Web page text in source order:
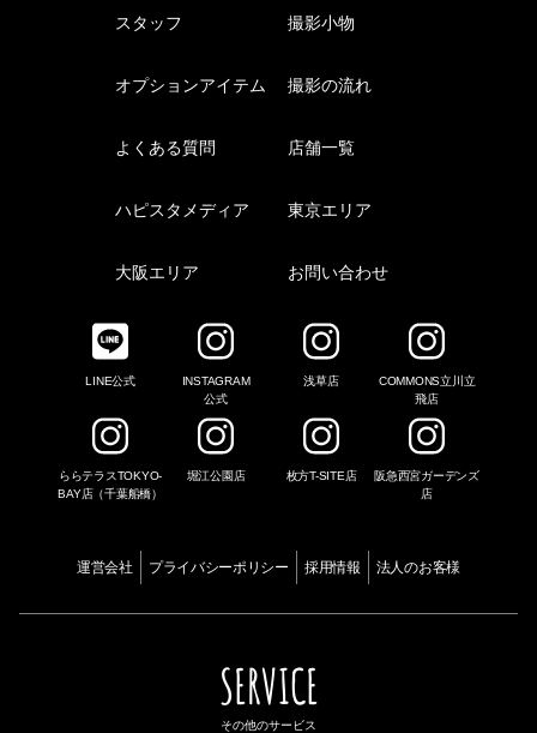
スタッフ 撮影小物
オプションアイテム 撮影の流れ
よくある質問 店舗一覧
ハピスタメディア 東京エリア
大阪エリア お問い合わせ
LINE公式
INSTAGRAM
公式
浅草店
COMMONS立川立
飛店
ららテラスTOKYO-
BAY店（千葉船橋）
堀江公園店 枚方T-SITE店
阪急西宮ガーデンズ
店
運営会社 プライバシーポリシー 採用情報 法人のお客様
SERVICE
その他のサービス